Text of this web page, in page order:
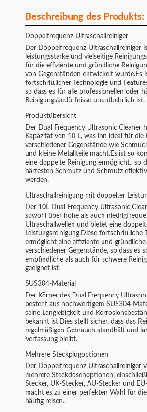
Beschreibung des Produkts:
Doppelfrequenz-Ultraschallreiniger
Der Doppelfrequenz-Ultraschallreiniger
leistungsstarke und vielseitige
für die effiziente und gründliche
von Gegenständen entwickelt wurde.Es
fortschrittlicher Technologie und
so dass es für alle professionellen oder
Reinigungsbedürfnisse unentbehrlich ist.
Produktübersicht
Der Dual Frequency Ultrasonic Cleaner
Kapazität von 10 L, was ihn ideal für die
verschiedener Gegenstände wie
und kleine Metallteile macht.Es ist so
eine doppelte Reinigung ermöglicht., so
härtesten Schmutz und Schmutz
werden.
Ultraschallreinigung mit doppelter
Der 10L Dual Frequency Ultrasonic
sowohl über hohe als auch
Ultraschallwellen und bietet eine
Leistungsreinigung.Diese fortschrittliche
ermöglicht eine effiziente und gründliche
verschiedener Gegenstände, so dass es
empfindliche als auch für schwere
geeignet ist.
SUS304-Material
Der Körper des Dual Frequency
besteht aus hochwertigem SUS304-
seine Langlebigkeit und
bekannt ist.Dies stellt sicher, dass das
regelmäßigen Gebrauch standhält und
Verfassung bleibt.
Mehrere Steckplugoptionen
Der Doppelfrequenz-Ultraschallreiniger
mehrere Steckdosenoptionen,
Stecker, UK-Stecker, AU-Stecker und
macht es zu einer perfekten Wahl für
häufig reisen..